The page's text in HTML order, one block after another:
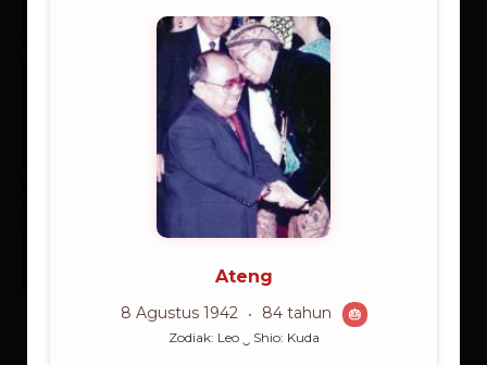
Berita 20/07/2026
Rangkuman Sintesis: Supranalar
Melangitkan Logika
Membumikan Iman
Supranalar 06/07/2026
Supranalar Melampaui Batas
Langit Logika
Supranalar 25/06/2026